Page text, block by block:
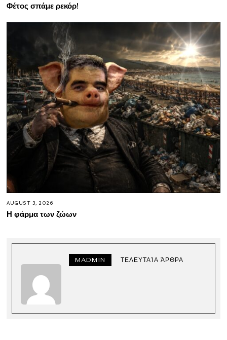
Φέτος σπάμε ρεκόρ!
AUGUST 3, 2026
Η φάρμα των ζώων
MADMIN ΤΕΛΕΥΤΑΊΑ ΆΡΘΡΑ